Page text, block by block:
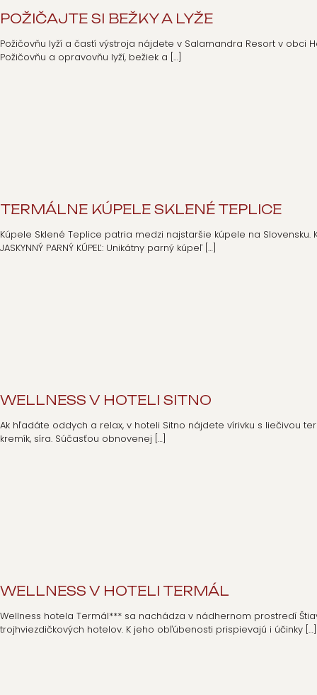
POŽIČAJTE SI BEŽKY A LYŽE
Požičovňu lyží a častí výstroja nájdete v Salamandra Resort v obci
Požičovňu a opravovňu lyží, bežiek a […]
TERMÁLNE KÚPELE SKLENÉ TEPLICE
Kúpele Sklené Teplice patria medzi najstaršie kúpele na
JASKYNNÝ PARNÝ KÚPEĽ: Unikátny parný kúpeľ […]
WELLNESS V HOTELI SITNO
Ak hľadáte oddych a relax, v hoteli Sitno nájdete vírivku s liečivou
kremík, síra. Súčasťou obnovenej […]
WELLNESS V HOTELI TERMÁL
Wellness hotela Termál*** sa nachádza v nádhernom prostredí
trojhviezdičkových hotelov. K jeho obľúbenosti prispievajú i účinky […]